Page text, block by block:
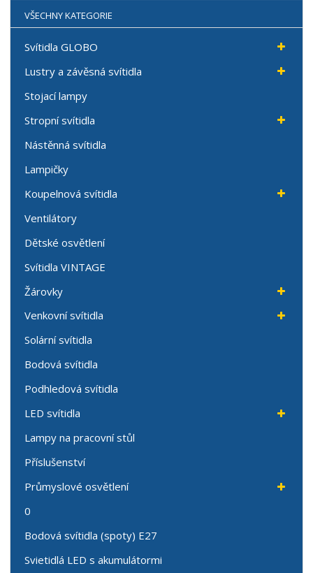
VŠECHNY KATEGORIE
Svítidla GLOBO
Lustry a závěsná svítidla
Stojací lampy
Stropní svítidla
Nástěnná svítidla
Lampičky
Koupelnová svítidla
Ventilátory
Dětské osvětlení
Svítidla VINTAGE
Žárovky
Venkovní svítidla
Solární svítidla
Bodová svítidla
Podhledová svítidla
LED svítidla
Lampy na pracovní stůl
Příslušenství
Průmyslové osvětlení
0
Bodová svítidla (spoty) E27
Svietidlá LED s akumulátormi